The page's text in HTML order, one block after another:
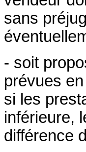
sans
- soit
prévues
si les
inférieure,
différence